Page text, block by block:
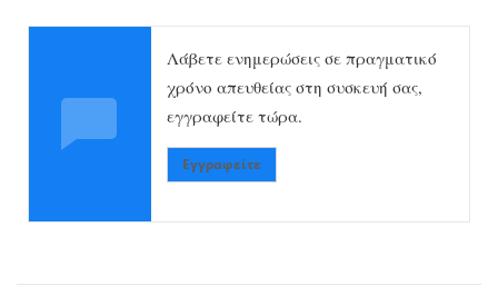
Λάβετε ενημερώσεις σε πραγματικό
χρόνο απευθείας στη συσκευή σας,
εγγραφείτε τώρα.
Εγγραφείτε